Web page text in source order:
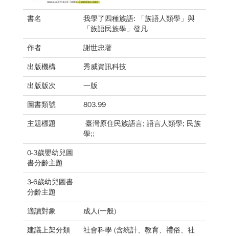
書名
我學了四種族語: 「族語人類學」與
「族語民族學」發凡
作者 謝世忠著
出版機構 秀威資訊科技
出版版次 一版
圖書類號 803.99
主題標題
臺灣原住民族語言; 語言人類學; 民族
學;;
0-3歲嬰幼兒圖
書分齡主題
3-6歲幼兒圖書
分齡主題
適讀對象 成人(一般)
建議上架分類
社會科學 (含統計、教育、禮俗、社